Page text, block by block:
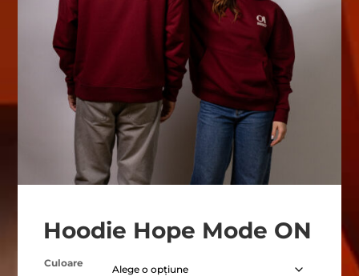
Hoodie Hope Mode ON
Culoare